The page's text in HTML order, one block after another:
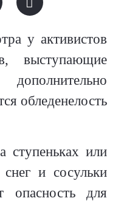
у активистов
выступающие
дополнительно
обледенелость
ступеньках или
и сосульки
опасность для